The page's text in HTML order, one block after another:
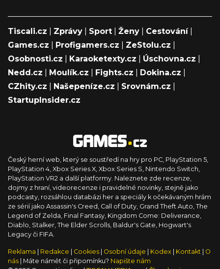
Tiscali.cz Zprávy Sport Ženy Cestování|
Games.cz
Profigamers.cz ZeStolu.cz
Osobnosti.cz
Karaoketexty.cz Úschovna.cz
Nedd.cz
Moulík.cz Fights.cz Dokina.cz
CZhity.cz
Našepeníze.cz Srovnám.cz
StartupInsider.cz
Český herní web, který se soustředí na hry pro PC, PlayStation 5,
PlayStation 4, Xbox Series X, Xbox Series S, Nintendo Switch,
PlayStation VR2 a další platformy. Naleznete zde recenze,
dojmy z hraní, videorecenze i pravidelné novinky, stejně jako
podcasty, rozsáhlou databázi her a speciály k očekávaným hrám
ze sérií jako Assassin's Creed, Call of Duty, Grand Theft Auto, The
Legend of Zelda, Final Fantasy, Kingdom Come: Deliverance,
Diablo, Stalker, The Elder Scrolls, Baldur's Gate, Hogwart's
Legacy či FIFA.
Reklama Redakce Cookies Osobní údaje Kodex Kontakt
O
nás
| Máte námět či připomínku? Napište nám